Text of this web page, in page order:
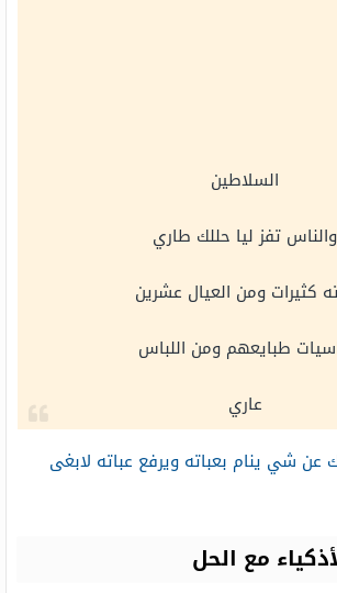
السلاطين
والناس تفز ليا حللك طاري
كثيرات ومن العيال عشرين
طبايعهم ومن اللباس
عاري
عن شي ينام بعباته ويرفع عباته لابغى
مع الحل